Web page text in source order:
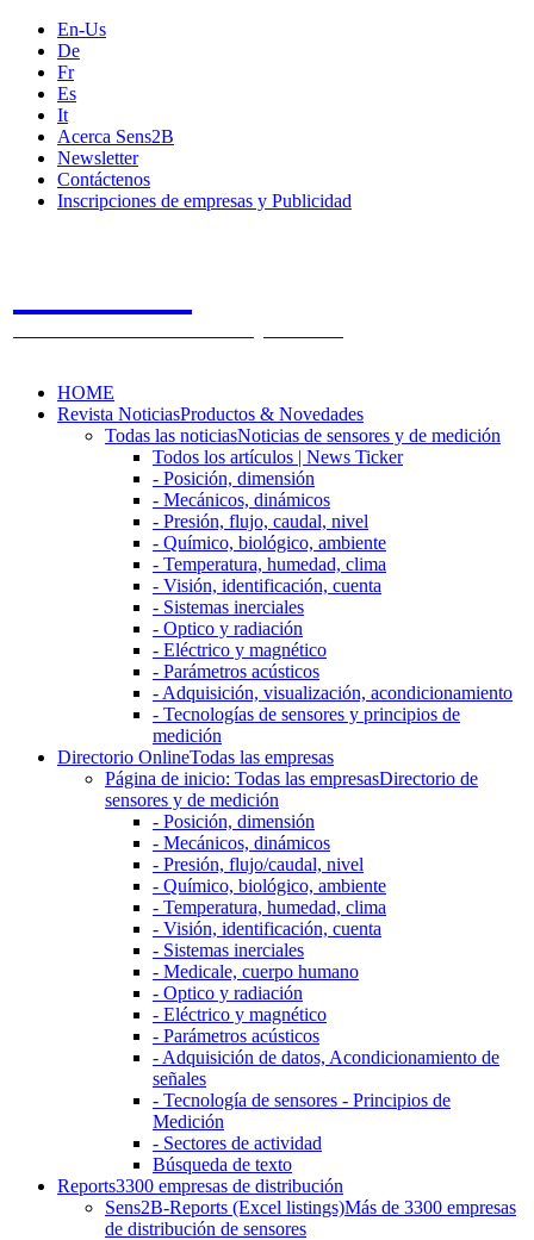
En-Us
De
Fr
Es
It
Acerca Sens2B
Newsletter
Contáctenos
Inscripciones de empresas y Publicidad
HOME
Revista NoticiasProductos & Novedades
Todas las noticiasNoticias de sensores y de medición
Todos los artículos | News Ticker
- Posición, dimensión
- Mecánicos, dinámicos
- Presión, flujo, caudal, nivel
- Químico, biológico, ambiente
- Temperatura, humedad, clima
- Visión, identificación, cuenta
- Sistemas inerciales
- Optico y radiación
- Eléctrico y magnético
- Parámetros acústicos
- Adquisición, visualización, acondicionamiento
- Tecnologías de sensores y principios de
medición
Directorio OnlineTodas las empresas
Página de inicio: Todas las empresasDirectorio de
sensores y de medición
- Posición, dimensión
- Mecánicos, dinámicos
- Presión, flujo/caudal, nivel
- Químico, biológico, ambiente
- Temperatura, humedad, clima
- Visión, identificación, cuenta
- Sistemas inerciales
- Medicale, cuerpo humano
- Optico y radiación
- Eléctrico y magnético
- Parámetros acústicos
- Adquisición de datos, Acondicionamiento de
señales
- Tecnología de sensores - Principios de
Medición
- Sectores de actividad
Búsqueda de texto
Reports3300 empresas de distribución
Sens2B-Reports (Excel listings)Más de 3300 empresas
de distribución de sensores